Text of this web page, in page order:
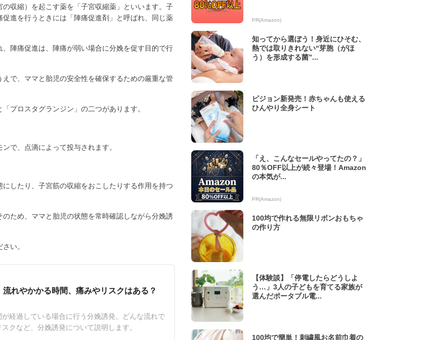
収縮）を起こす薬を「子宮収縮薬」といいます。子
進を行うときには「陣痛促進剤」と呼ばれ、同じ薬
陣痛促進は、陣痛が弱い場合に分娩を促す目的で行
で、ママと胎児の安全性を確保するための厳重な管
プロスタグランジン」の二つがあります。
で、点滴によって投与されます。
したり、子宮筋の収縮をおこしたりする作用を持つ
ため、ママと胎児の状態を常時確認しながら分娩誘
い。
れやかかる時間、痛みやリスクはある？
経過している場合に行う分娩誘発。どんな流れで
クなど、分娩誘発について説明します。
PR(Amazon)
知ってから選ぼう！身近にひそむ、
熱では取りきれない“芽胞（がほ
う）を形成する菌”...
ピジョン新発売！赤ちゃんも使える
ひんやり全身シート
「え、こんなセールやってたの？」
80％OFF以上が続々登場！Amazon
の本気が...
PR(Amazon)
100均で作れる無限リボンおもちゃ
の作り方
【体験談】「停電したらどうしよ
う…」3人の子どもを育てる家族が
選んだポータブル電...
100均で簡単！刺繍風お名前巾着の